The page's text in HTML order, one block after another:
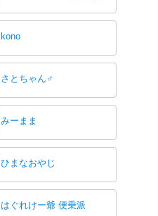
kono
さとちゃん♂
みーまま
ひまなおやじ
はぐれけー爺 便乗派